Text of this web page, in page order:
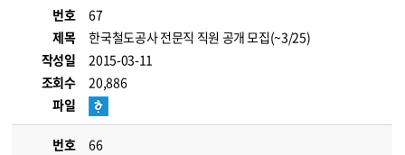
번호
67
제목
한국철도공사 전문직 직원 공개 모집(~3/25)
작성일
2015-03-11
조회수
20,886
파일
번호
66